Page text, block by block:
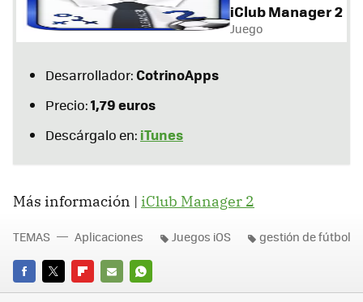
iClub Manager 2
Juego
Desarrollador:CotrinoApps
Precio:1,79 euros
Descárgalo en: iTunes
Más información | iClub Manager 2
FACEBOOK
TWITTERFLIPBOARD
E-
WHATSAPP
TEMAS Aplicaciones Juegos iOS gestión de fútbol